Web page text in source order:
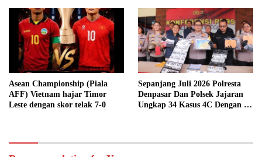
Asean Championship (Piala
AFF) Vietnam hajar Timor
Leste dengan skor telak 7-0
Sepanjang Juli 2026 Polresta
Denpasar Dan Polsek Jajaran
Ungkap 34 Kasus 4C Dengan 42